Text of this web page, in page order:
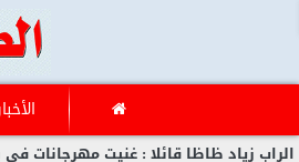
قائلا : غنيت مهرجانات في بدايتي و